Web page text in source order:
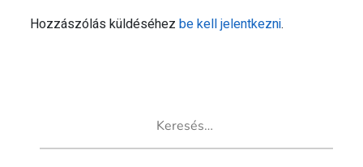
Hozzászólás küldéséhezbe kell jelentkezni.